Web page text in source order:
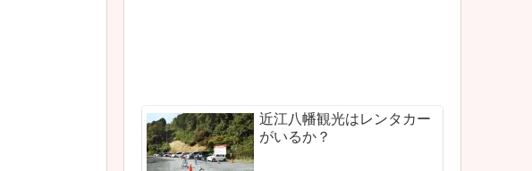
近江八幡観光はレンタカー
がいるか？